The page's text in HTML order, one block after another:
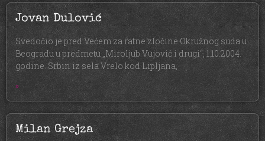
Jovan Dulović
Svedočio je pred Većem za ratne zločine Okružnog suda u
Beogradu u predmetu „Miroljub Vujović i drugi“, 1.10.2004.
godine. Srbin iz sela Vrelo kod Lipljana,
»
Milan Grejza